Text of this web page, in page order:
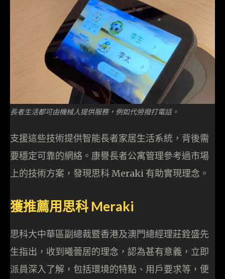
長者生活都可由機械人提供服務，例如代勞撥打電話。
支援這些技術提供智能長者家居生活系統，背後需
要穩定可靠的網絡。康譽長者公寓管理參考過市場
上的技術方案，發現思科 Meraki 有助實現理念。
獲推薦用思科 Meraki
思科大中華區副總裁暨香港及澳門總經理莊銓盛先
生指出，收到曦蕓居的理念，認為甚有意義，立即
派員深入了解，包括環境的特點、用戶要求等，便